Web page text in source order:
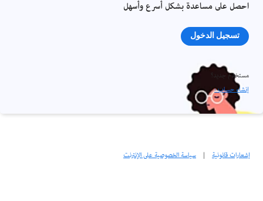
احصل على مساعدة بشكل أسرع وأسهل
تسجيل الدخول
مستخدم جديد؟
إنشاء حساب ›
إشعارات قانونية | سياسة الخصوصية على الإنترنت